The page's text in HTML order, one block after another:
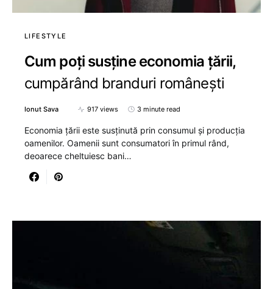
LIFESTYLE
Cum poți susține economia țării,
cumpărând branduri românești
Ionut Sava 917 views 3 minute read
Economia țării este susținută prin consumul și producția
oamenilor. Oamenii sunt consumatori în primul rând,
deoarece cheltuiesc bani…